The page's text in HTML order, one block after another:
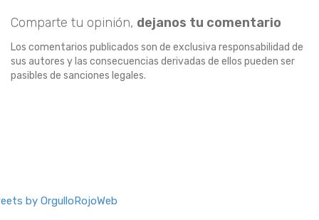
Comparte tu opinión, dejanos tu comentario
Los comentarios publicados son de exclusiva responsabilidad de
sus autores y las consecuencias derivadas de ellos pueden ser
pasibles de sanciones legales.
by OrgulloRojoWeb